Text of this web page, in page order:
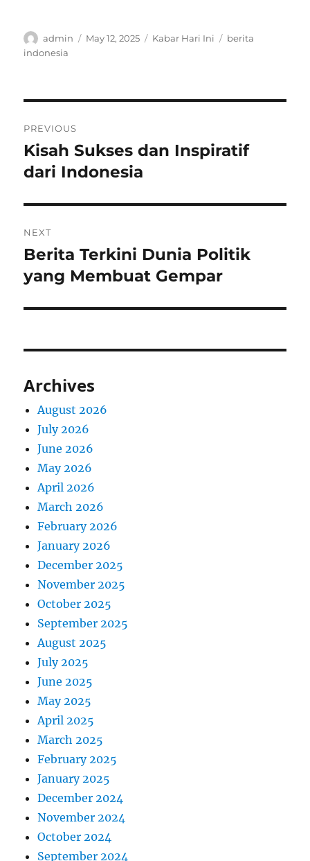
Author
admin
Posted
May 12, 2025 Categories
Kabar Hari Ini Tags
berita
indonesia
navigation
PREVIOUS
Previous
post:
Kisah Sukses dan Inspiratif
dari Indonesia
NEXT
Next
post:
Berita Terkini Dunia Politik
yang Membuat Gempar
Archives
August 2026
July 2026
June 2026
May 2026
April 2026
March 2026
February 2026
January 2026
December 2025
November 2025
October 2025
September 2025
August 2025
July 2025
June 2025
May 2025
April 2025
March 2025
February 2025
January 2025
December 2024
November 2024
October 2024
September 2024